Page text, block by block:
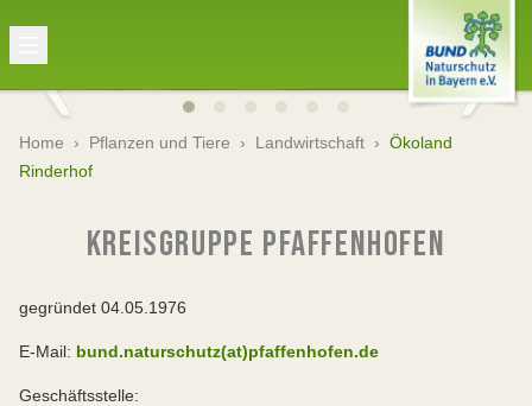
Home › Pflanzen und Tiere › Landwirtschaft › Ökoland
Rinderhof
KREISGRUPPE PFAFFENHOFEN
gegründet 04.05.1976
E-Mail: bund.naturschutz(at)pfaffenhofen.de
Geschäftsstelle: